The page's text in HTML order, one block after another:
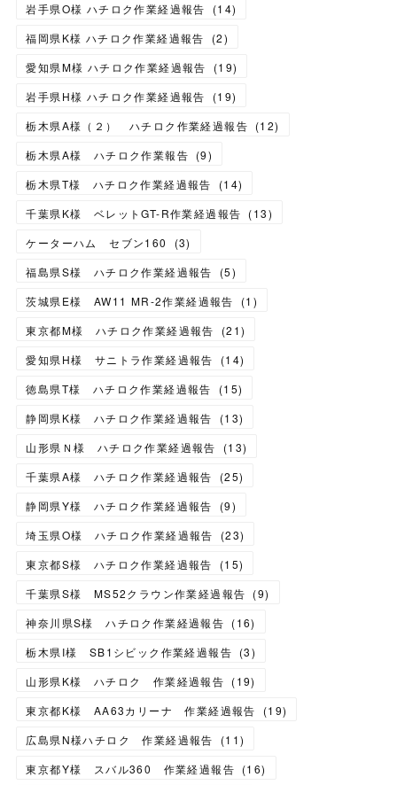
岩手県O様 ハチロク作業経過報告
(14)
福岡県K様 ハチロク作業経過報告
(2)
愛知県M様 ハチロク作業経過報告
(19)
岩手県H様 ハチロク作業経過報告
(19)
栃木県A様（２） ハチロク作業経過報告 (12)
栃木県A様 ハチロク作業報告 (9)
栃木県T様 ハチロク作業経過報告
(14)
千葉県K様 ベレットGT-R作業経過報告 (13)
ケーターハム セブン160
(3)
福島県S様 ハチロク作業経過報告
(5)
茨城県E様 AW11 MR-2作業経過報告
(1 )
東京都M様 ハチロク作業経過報告
(21)
愛知県H様 サニトラ作業経過報告
(14)
徳島県T様 ハチロク作業経過報告
(15)
静岡県K様 ハチロク作業経過報告
(13)
山形県Ｎ様 ハチロク作業経過報告
(13)
千葉県A様 ハチロク作業経過報告
(25)
静岡県Y様 ハチロク作業経過報告
(9)
埼玉県O様 ハチロク作業経過報告
(23)
東京都S様 ハチロク作業経過報告
(15)
千葉県S様 MS52クラウン作業経過報告 (9)
神奈川県S様 ハチロク作業経過報告 (16)
栃木県I様 SB1シビック作業経過報告 (3)
山形県K様 ハチロク 作業経過報告 (19)
東京都K様 AA63カリーナ 作業経過報告
(19)
広島県N様ハチロク 作業経過報告
(11)
東京都Y様 スバル360 作業経過報告 (16)